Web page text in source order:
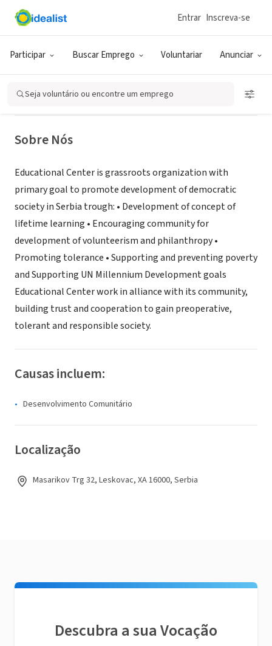
Participar Buscar Emprego Voluntariar Anunciar
Entrar Inscreva-se
Seja voluntário ou encontre um emprego
ONG (SETOR SOCIAL)
Educational Center -Leskovac ,
Serbia
Leskovac, XA, Sérvia www.nvo.org.rs
Sobre Nós
Educational Center is grassroots organization with
primary goal to promote development of democratic
society in Serbia trough: • Development of concept of
lifetime learning • Encouraging community for
development of volunteerism and philanthropy •
Promoting tolerance • Supporting and preventing poverty
and Supporting UN Millennium Development goals
Educational Center work in alliance with its community,
building trust and cooperation to gain preoperative,
tolerant and responsible society.
Causas incluem:
Desenvolvimento Comunitário
Localização
Masarikov Trg 32, Leskovac, XA 16000, Serbia
Descubra a sua Vocação